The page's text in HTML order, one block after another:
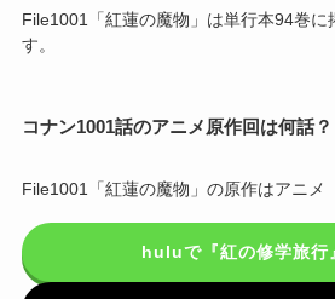
File1001「紅蓮の魔物」は単行本94巻に
す。
コナン1001話のアニメ原作回は何話？
File1001「紅蓮の魔物」の原作はアニメ
huluで『紅の修学旅行